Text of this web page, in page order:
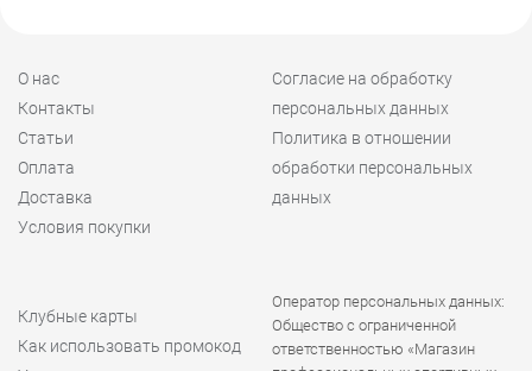
О нас
Контакты
Статьи
Оплата
Доставка
Условия покупки
Согласие на обработку
персональных данных
Политика в отношении
обработки персональных
данных
Клубные карты
Как использовать промокод
Оператор персональных данных:
Общество с ограниченной
ответственностью «Магазин